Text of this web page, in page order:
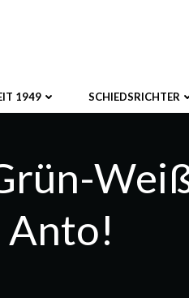
1949 SCHIEDSRICHTER
Anto!